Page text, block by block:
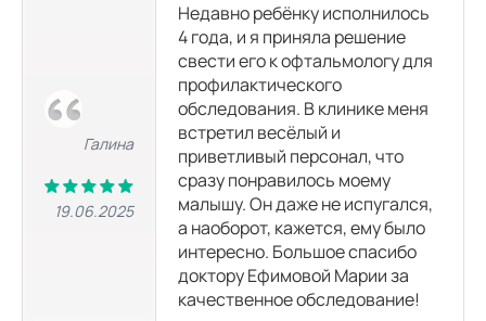
998р.
1365р.
УЗИ мочевого пузыря, с определением остаточной мочи
800р.
УЗИ почек и мочевого пузыря
УЗИ отдельных органов, конечностей,
зон, отделов тела
Галина
19.06.2025
Недавно ребёнку исполнилось
4 года, и я приняла решение
свести его к офтальмологу для
профилактического
обследования. В клинике меня
встретил весёлый и
приветливый персонал, что
сразу понравилось моему
малышу. Он даже не испугался,
а наоборот, кажется, ему было
интересно. Большое спасибо
доктору Ефимовой Марии за
качественное обследование!